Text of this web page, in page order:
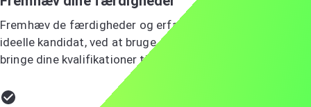
Fremhæv de færdigheder og erfaringer, der gør dig til den
ideelle kandidat, ved at bruge specifikke eksempler til at
bringe dine kvalifikationer til live.